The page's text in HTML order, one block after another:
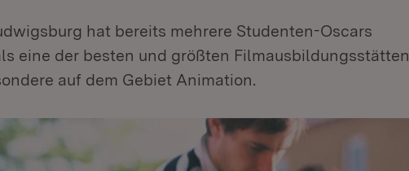
hat bereits mehrere Studenten-Oscars
eine der besten und größten Filmausbildungsstätten
auf dem Gebiet Animation.